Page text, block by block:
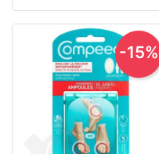
-15%